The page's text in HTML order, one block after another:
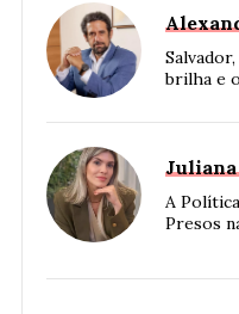
brilha e
A
Presos